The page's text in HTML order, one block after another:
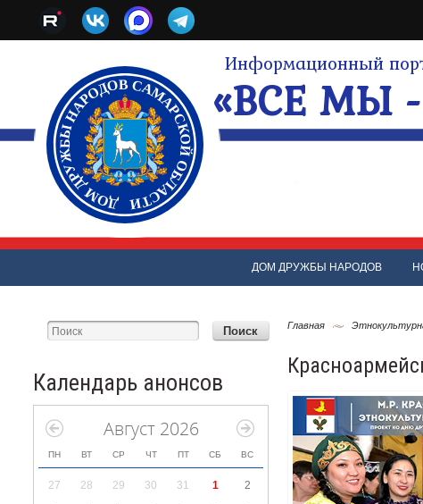
Информационный
«ВСЕ МЫ
ДОМ ДРУЖБЫ НАРОДОВ
Календарь анонсов
Август 2026
ПН ВТ СР ЧТ ПТ СБ ВС
27 28 29 30 31 1 2
Главная